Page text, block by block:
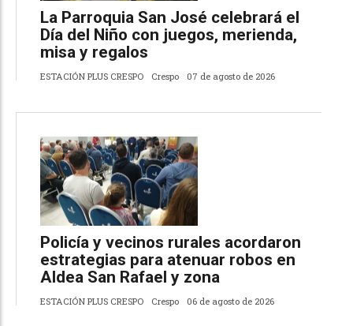
La Parroquia San José celebrará el
Día del Niño con juegos, merienda,
misa y regalos
ESTACIÓN PLUS CRESPO Crespo 07 de agosto de 2026
Policía y vecinos rurales acordaron
estrategias para atenuar robos en
Aldea San Rafael y zona
ESTACIÓN PLUS CRESPO Crespo 06 de agosto de 2026